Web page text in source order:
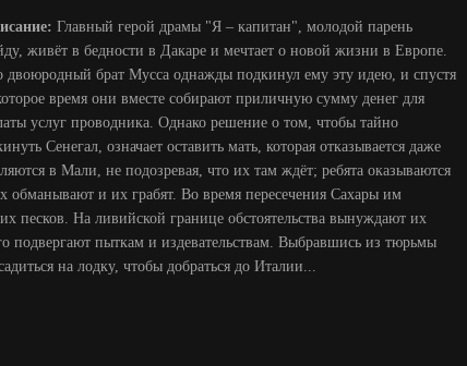
Главный герой драмы "Я – капитан", молодой парень
живёт в бедности в Дакаре и мечтает о новой жизни в Европе.
двоюродный брат Мусса однажды подкинул ему эту идею, и спустя
время они вместе собирают приличную сумму денег для
услуг проводника. Однако решение о том, чтобы тайно
Сенегал, означает оставить мать, которая отказывается даже
в Мали, не подозревая, что их там ждёт; ребята оказываются
обманывают и их грабят. Во время пересечения Сахары им
песков. На ливийской границе обстоятельства вынуждают их
подвергают пыткам и издевательствам. Выбравшись из тюрьмы
на лодку, чтобы добраться до Италии...